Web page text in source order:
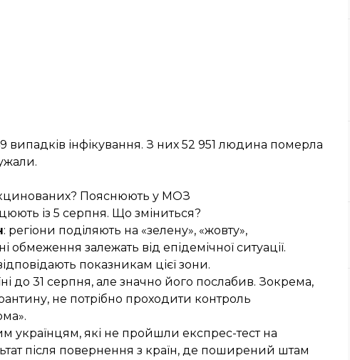
випадків інфікування. З них 52 951 людина померла
Пояснюють у МОЗ
із 5 серпня. Що зміниться?
: регіони поділяють на «зелену», «жовту»,
залежать від епідемічної ситуації.
показникам цієї зони.
до 31 серпня, але значно його послабив. Зокрема,
не потрібно проходити контроль
українцям, які не пройшли експрес-тест на
після повернення з країн, де поширений штам